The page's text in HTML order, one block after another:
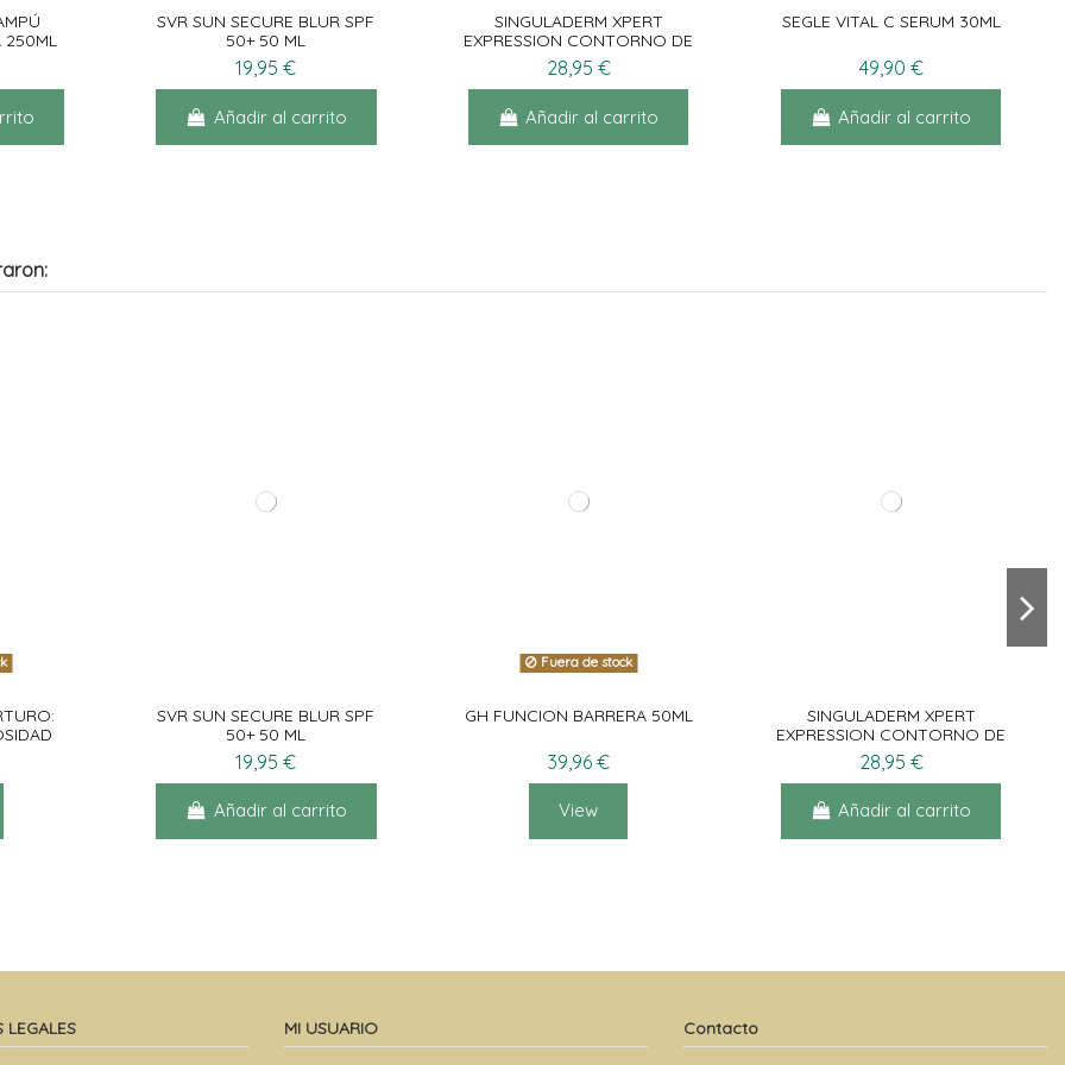
250ML
SVR SUN SECURE BLUR SPF
50+ 50 ML
19,95 €
Añadir al carrito
SINGULADERM XPERT
EXPRESSION CONTORNO DE
OJOS 15ML
28,95 €
Añadir al carrito
SEGLE VITAL C SERUM 30ML
49,90 €
Añadir al carrito
SVR SUN SECURE BLUR SPF
50+ 50 ML
19,95 €
Añadir al carrito
Fuera de stock
GH FUNCION BARRERA 50ML
39,96 €
View
SINGULADERM XPERT
EXPRESSION CONTORNO DE
OJOS 15ML
28,95 €
Añadir al carrito
MI USUARIO Contacto